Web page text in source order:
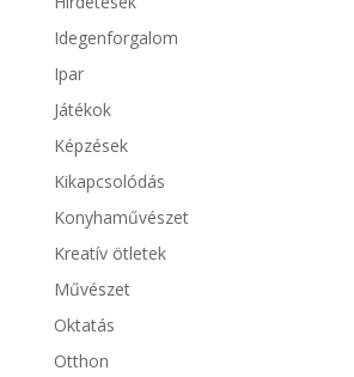
Idegenforgalom
Ipar
Játékok
Képzések
Kikapcsolódás
Konyhaművészet
Kreatív ötletek
Művészet
Oktatás
Otthon